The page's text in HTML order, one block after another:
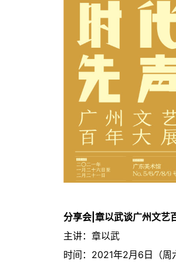
分享会| 章以武谈广州文
主讲：章以武
时间：2021年2月6日（周